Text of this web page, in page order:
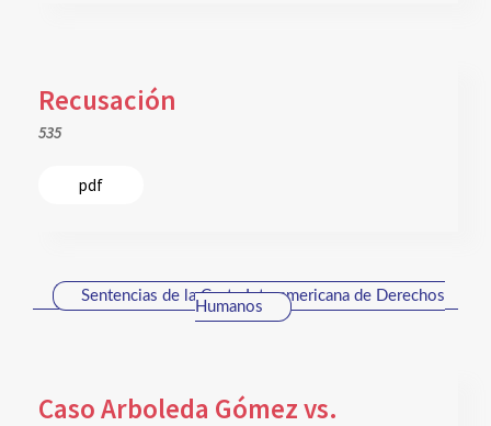
Recusación
535
pdf
Sentencias de la Corte Interamericana de Derechos
Humanos
Caso Arboleda Gómez vs.